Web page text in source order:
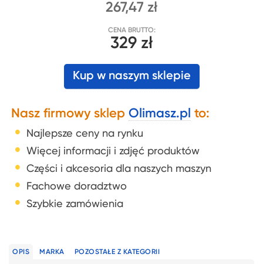
267,47 zł
CENA BRUTTO:
329 zł
Kup w naszym sklepie
Nasz firmowy sklep Olimasz.pl to:
Najlepsze ceny na rynku
Więcej informacji i zdjęć produktów
Części i akcesoria dla naszych maszyn
Fachowe doradztwo
Szybkie zamówienia
OPIS MARKA POZOSTAŁE Z KATEGORII